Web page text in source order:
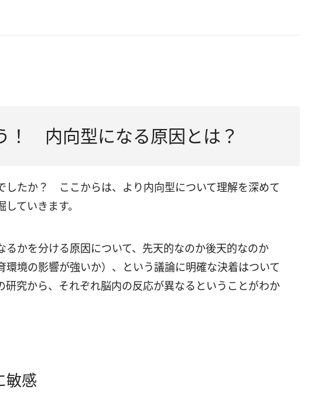
！ 内向型になる原因とは？
したか？ ここからは、より内向型について理解を深めて
ていきます。
るかを分ける原因について、先天的なのか後天的なのか
環境の影響が強いか）、という議論に明確な決着はついて
研究から、それぞれ脳内の反応が異なるということがわか
敏感